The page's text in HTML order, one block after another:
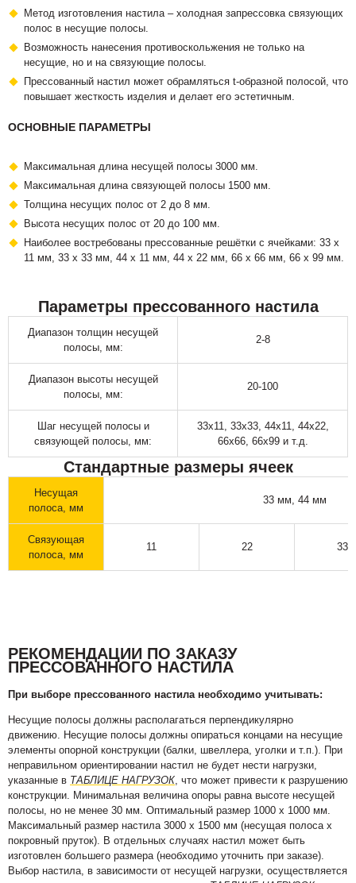
Метод изготовления настила – холодная запрессовка связующих
полос в несущие полосы.
Возможность нанесения противоскольжения не только на
несущие, но и на связующие полосы.
Прессованный настил может обрамляться t-образной полосой, что
повышает жесткость изделия и делает его эстетичным.
ОСНОВНЫЕ ПАРАМЕТРЫ
Максимальная длина несущей полосы 3000 мм.
Максимальная длина связующей полосы 1500 мм.
Толщина несущих полос от 2 до 8 мм.
Высота несущих полос от 20 до 100 мм.
Наиболее востребованы прессованные решётки с ячейками: 33 х
11 мм, 33 х 33 мм, 44 х 11 мм, 44 х 22 мм, 66 х 66 мм, 66 х 99 мм.
Параметры прессованного настила
Диапазон толщин несущей
полосы, мм:
2-8
Диапазон высоты несущей
полосы, мм:
20-100
Шаг несущей полосы и
связующей полосы, мм:
33х11, 33х33, 44х11, 44х22,
66х66, 66х99 и т.д.
Стандартные размеры ячеек
Несущая
полоса, мм
33 мм, 44 мм
Связующая
полоса, мм
11 22 33
РЕКОМЕНДАЦИИ ПО ЗАКАЗУ
ПРЕССОВАННОГО НАСТИЛА
При выборе прессованного настила необходимо учитывать:
Несущие полосы должны располагаться перпендикулярно
движению. Несущие полосы должны опираться концами на несущие
элементы опорной конструкции (балки, швеллера, уголки и т.п.). При
неправильном ориентировании настил не будет нести нагрузки,
указанные в ТАБЛИЦЕ НАГРУЗОК, что может привести к разрушению
конструкции. Минимальная величина опоры равна высоте несущей
полосы, но не менее 30 мм. Оптимальный размер 1000 х 1000 мм.
Максимальный размер настила 3000 х 1500 мм (несущая полоса х
покровный пруток). В отдельных случаях настил может быть
изготовлен большего размера (необходимо уточнить при заказе).
Выбор настила, в зависимости от несущей нагрузки, осуществляется